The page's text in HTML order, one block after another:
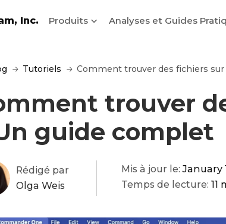
Inc. Produits Analyses et Guides
Tutoriels Comment trouver des fichiers
trouver
guide complet
Rédigé par
Olga Weis
Mis à jour le:January
Temps de lecture: 11